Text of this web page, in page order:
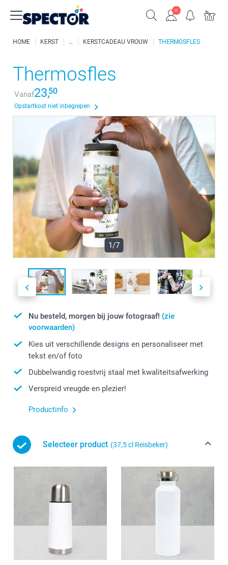
HOME KERST KERSTCADEAU VROUW THERMOSFLES
Thermosfles
Vanaf23,50
Opstartkost niet inbegrepen
1/7
Nu besteld, morgen bij jouw fotograaf! (zie
voorwaarden)
Kies uit verschillende designs en personaliseer met
tekst en/of foto
Dubbelwandig roestvrij staal met kwaliteitsafwerking
Verspreid vreugde en plezier!
Productinfo
Selecteer product (37,5 cl Reisbeker)